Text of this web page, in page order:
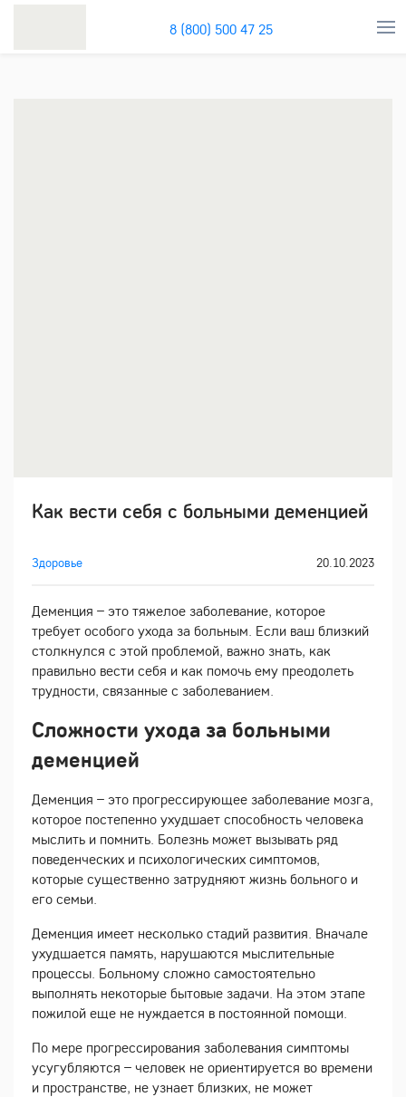
8 (800) 500 47 25
Как вести себя с больными деменцией
Здоровье 20.10.2023
Деменция – это тяжелое заболевание, которое
требует особого ухода за больным. Если ваш близкий
столкнулся с этой проблемой, важно знать, как
правильно вести себя и как помочь ему преодолеть
трудности, связанные с заболеванием.
Сложности ухода за больными
деменцией
Деменция – это прогрессирующее заболевание мозга,
которое постепенно ухудшает способность человека
мыслить и помнить. Болезнь может вызывать ряд
поведенческих и психологических симптомов,
которые существенно затрудняют жизнь больного и
его семьи.
Деменция имеет несколько стадий развития. Вначале
ухудшается память, нарушаются мыслительные
процессы. Больному сложно самостоятельно
выполнять некоторые бытовые задачи. На этом этапе
пожилой еще не нуждается в постоянной помощи.
По мере прогрессирования заболевания симптомы
усугубляются – человек не ориентируется во времени
и пространстве, не узнает близких, не может